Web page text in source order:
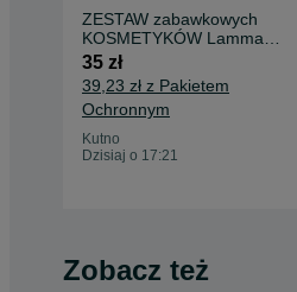
ZESTAW zabawkowych
KOSMETYKÓW Lamma
Fun MakeUp Paletka
PĘDZLE
35 zł
39,23 zł z Pakietem
Ochronnym
Kutno
Dzisiaj o 17:21
Zobacz też